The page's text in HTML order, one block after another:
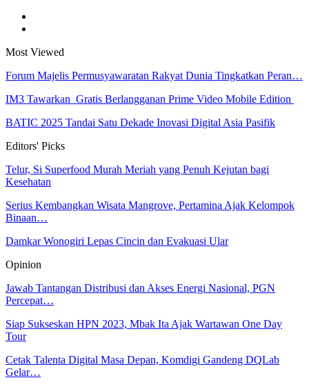
Most Viewed
Forum Majelis Permusyawaratan Rakyat Dunia Tingkatkan Peran…
IM3 Tawarkan Gratis Berlangganan Prime Video Mobile Edition
BATIC 2025 Tandai Satu Dekade Inovasi Digital Asia Pasifik
Editors' Picks
Telur, Si Superfood Murah Meriah yang Penuh Kejutan bagi
Kesehatan
Serius Kembangkan Wisata Mangrove, Pertamina Ajak Kelompok
Binaan…
Damkar Wonogiri Lepas Cincin dan Evakuasi Ular
Opinion
Jawab Tantangan Distribusi dan Akses Energi Nasional, PGN
Percepat…
Siap Sukseskan HPN 2023, Mbak Ita Ajak Wartawan One Day
Tour
Cetak Talenta Digital Masa Depan, Komdigi Gandeng DQLab
Gelar…